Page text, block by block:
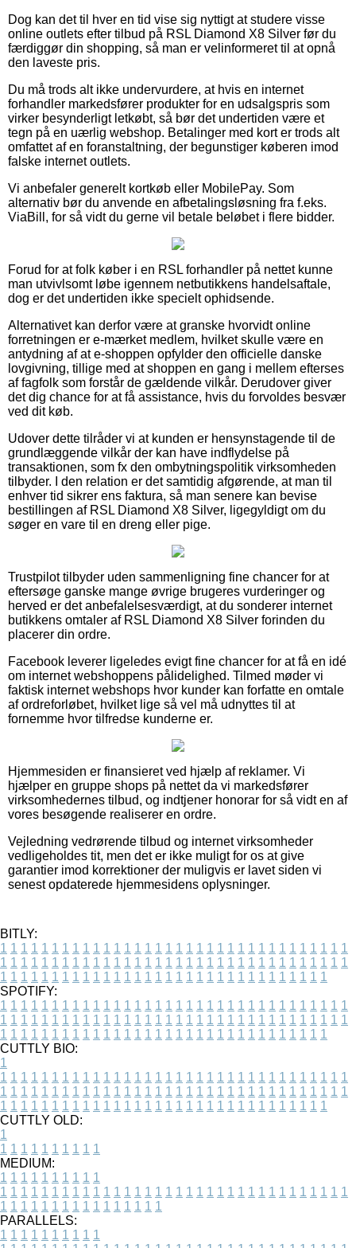
Dog kan det til hver en tid vise sig nyttigt at studere visse
online outlets efter tilbud på RSL Diamond X8 Silver før du
færdiggør din shopping, så man er velinformeret til at opnå
den laveste pris.
Du må trods alt ikke undervurdere, at hvis en internet
forhandler markedsfører produkter for en udsalgspris som
virker besynderligt letkøbt, så bør det undertiden være et
tegn på en uærlig webshop. Betalinger med kort er trods alt
omfattet af en foranstaltning, der begunstiger køberen imod
falske internet outlets.
Vi anbefaler generelt kortkøb eller MobilePay. Som
alternativ bør du anvende en afbetalingsløsning fra f.eks.
ViaBill, for så vidt du gerne vil betale beløbet i flere bidder.
Forud for at folk køber i en RSL forhandler på nettet kunne
man utvivlsomt løbe igennem netbutikkens handelsaftale,
dog er det undertiden ikke specielt ophidsende.
Alternativet kan derfor være at granske hvorvidt online
forretningen er e-mærket medlem, hvilket skulle være en
antydning af at e-shoppen opfylder den officielle danske
lovgivning, tillige med at shoppen en gang i mellem efterses
af fagfolk som forstår de gældende vilkår. Derudover giver
det dig chance for at få assistance, hvis du forvoldes besvær
ved dit køb.
Udover dette tilråder vi at kunden er hensynstagende til de
grundlæggende vilkår der kan have indflydelse på
transaktionen, som fx den ombytningspolitik virksomheden
tilbyder. I den relation er det samtidig afgørende, at man til
enhver tid sikrer ens faktura, så man senere kan bevise
bestillingen af RSL Diamond X8 Silver, ligegyldigt om du
søger en vare til en dreng eller pige.
Trustpilot tilbyder uden sammenligning fine chancer for at
eftersøge ganske mange øvrige brugeres vurderinger og
herved er det anbefalelsesværdigt, at du sonderer internet
butikkens omtaler af RSL Diamond X8 Silver forinden du
placerer din ordre.
Facebook leverer ligeledes evigt fine chancer for at få en idé
om internet webshoppens pålidelighed. Tilmed møder vi
faktisk internet webshops hvor kunder kan forfatte en omtale
af ordreforløbet, hvilket lige så vel må udnyttes til at
fornemme hvor tilfredse kunderne er.
Hjemmesiden er finansieret ved hjælp af reklamer. Vi
hjælper en gruppe shops på nettet da vi markedsfører
virksomhedernes tilbud, og indtjener honorar for så vidt en af
vores besøgende realiserer en ordre.
Vejledning vedrørende tilbud og internet virksomheder
vedligeholdes tit, men det er ikke muligt for os at give
garantier imod korrektioner der muligvis er lavet siden vi
senest opdaterede hjemmesidens oplysninger.
BITLY:
1 1 1 1 1 1 1 1 1 1 1 1 1 1 1 1 1 1 1 1 1 1 1 1 1 1 1 1 1 1 1 1 1 1
1 1 1 1 1 1 1 1 1 1 1 1 1 1 1 1 1 1 1 1 1 1 1 1 1 1 1 1 1 1 1 1 1 1
1 1 1 1 1 1 1 1 1 1 1 1 1 1 1 1 1 1 1 1 1 1 1 1 1 1 1 1 1 1 1 1
SPOTIFY:
1 1 1 1 1 1 1 1 1 1 1 1 1 1 1 1 1 1 1 1 1 1 1 1 1 1 1 1 1 1 1 1 1 1
1 1 1 1 1 1 1 1 1 1 1 1 1 1 1 1 1 1 1 1 1 1 1 1 1 1 1 1 1 1 1 1 1 1
1 1 1 1 1 1 1 1 1 1 1 1 1 1 1 1 1 1 1 1 1 1 1 1 1 1 1 1 1 1 1 1
CUTTLY BIO:
1
1 1 1 1 1 1 1 1 1 1 1 1 1 1 1 1 1 1 1 1 1 1 1 1 1 1 1 1 1 1 1 1 1 1
1 1 1 1 1 1 1 1 1 1 1 1 1 1 1 1 1 1 1 1 1 1 1 1 1 1 1 1 1 1 1 1 1 1
1 1 1 1 1 1 1 1 1 1 1 1 1 1 1 1 1 1 1 1 1 1 1 1 1 1 1 1 1 1 1 1
CUTTLY OLD:
1
1 1 1 1 1 1 1 1 1 1
MEDIUM:
1 1 1 1 1 1 1 1 1 1
1 1 1 1 1 1 1 1 1 1 1 1 1 1 1 1 1 1 1 1 1 1 1 1 1 1 1 1 1 1 1 1 1 1
1 1 1 1 1 1 1 1 1 1 1 1 1 1 1 1
PARALLELS:
1 1 1 1 1 1 1 1 1 1